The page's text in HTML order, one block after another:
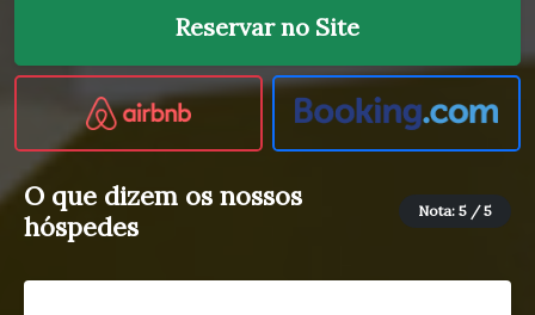
Reservar no Site
O que dizem os nossos
hóspedes
Nota: 5 / 5